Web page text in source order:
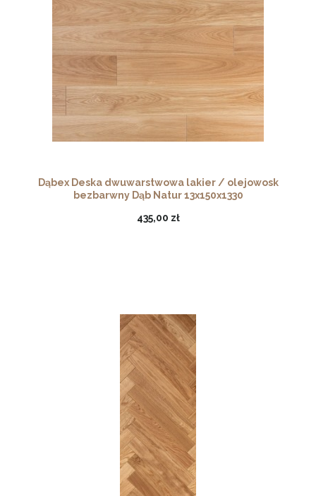
Dąbex Deska dwuwarstwowa lakier / olejowosk
bezbarwny Dąb Natur 13x150x1330
435,00 zł